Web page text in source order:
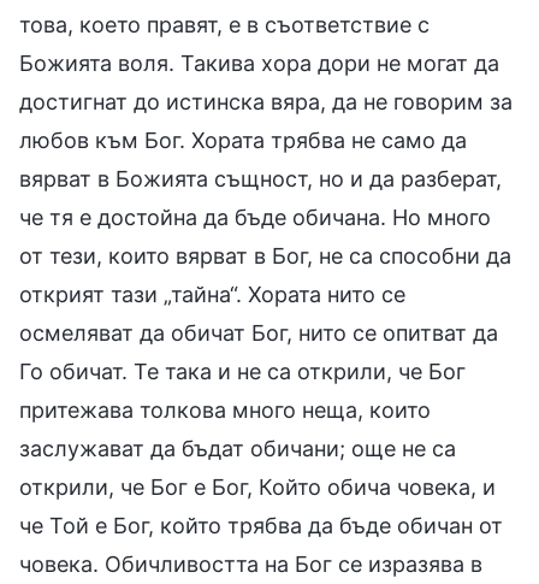
това, което правят, е в съответствие с
Божията воля. Такива хора дори не могат да
достигнат до истинска вяра, да не говорим за
любов към Бог. Хората трябва не само да
вярват в Божията същност, но и да разберат,
че тя е достойна да бъде обичана. Но много
от тези, които вярват в Бог, не са способни да
открият тази „тайна“. Хората нито се
осмеляват да обичат Бог, нито се опитват да
Го обичат. Те така и не са открили, че Бог
притежава толкова много неща, които
заслужават да бъдат обичани; още не са
открили, че Бог е Бог, Който обича човека, и
че Той е Бог, който трябва да бъде обичан от
човека. Обичливостта на Бог се изразява в